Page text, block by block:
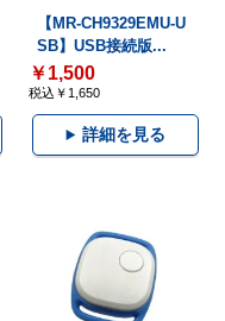
【MR-CH9329EMU-U
SB】USB接続版...
￥1,500
税込￥1,650
詳細を見る